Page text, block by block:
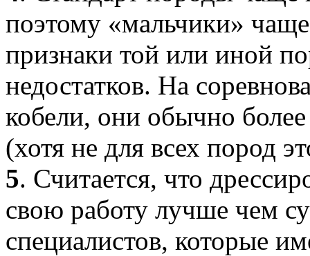
поэтому «мальчики»
признаки той или иной
недостатков. На
кобели, они обычно
(хотя не для всех пород
5. Считается, что
свою работу лучше чем
специалистов, которые